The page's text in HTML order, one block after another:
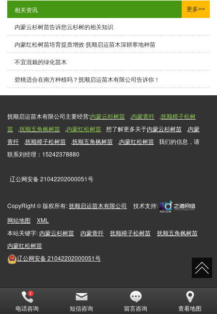
相关资讯 更多>>
内蒙云杉树苗告诉您云杉树的相关知识
内蒙红松树苗培育提质增效 抚顺启运苗木深耕寒地种苗
不宜混栽的绿化苗木
碧桃适合在南方种植吗？抚顺启运苗木有限公司告诉你！
抚顺启运苗木有限公司主要经营:内蒙云杉树苗 ,内蒙青扦 ,抚顺樟子松树
苗
,抚顺五角枫树苗 ,内蒙红松树苗 想了解更多关于内蒙云杉树苗 ,内蒙
青扦
,抚顺樟子松树苗 ,抚顺五角枫树苗 ,内蒙红松树苗 我们的信息，请
联系刘经理：15242378880
辽公网安备 21042202000051号
CopyRight © 版权所有:抚顺启运苗木有限公司
技术支持:
网站地图
XML
本站关键字: 内蒙云杉树苗 内蒙青扦 抚顺樟子松树苗
抚顺五角枫树苗
内蒙红松树苗
辽公网安备21042202000051号
电话咨询 短信咨询 留言咨询 查看地图
51La